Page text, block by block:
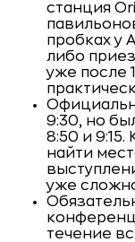
станция
пробках у
либо
уже после
9:30, но
8:50 и 9:15.
найти
уже
течение